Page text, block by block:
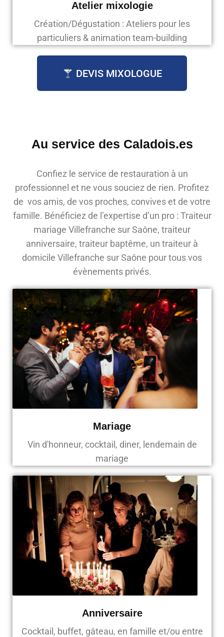
Atelier mixologie
Création/Dégustation : Ateliers pour les
particuliers & animation team-building
DEVIS MIXOLOGUE
Au service des Caladois.es
Confiez le service de restauration à un
professionnel et ne vous souciez de rien. Profitez
de vos amis, de vos proches, convives et de votre
famille. Bénéficiez de l’expertise d’un pro : Traiteur
mariage Villefranche sur Saône, traiteur
anniversaire, traiteur baptême, un traiteur à
domicile Villefranche sur Saône pour tous vos
évènements privés.
Mariage
Vin d'honneur, cocktail, diner, lendemain de
mariage
Anniversaire
Cocktail, buffet, gâteau, en famille et/ou entre